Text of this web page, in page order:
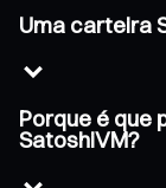
Uma carteira
Porque é que
SatoshiVM?